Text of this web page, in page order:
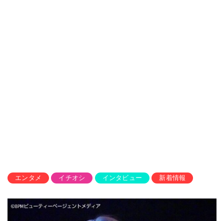
エンタメ イチオシ インタビュー 新着情報